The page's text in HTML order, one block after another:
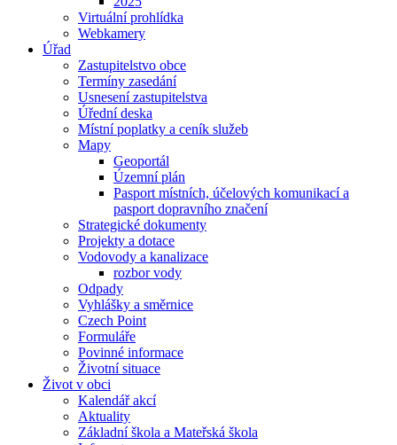
Virtuální prohlídka
Webkamery
Úřad
Zastupitelstvo obce
Termíny zasedání
Usnesení zastupitelstva
Úřední deska
Místní poplatky a ceník služeb
Mapy
Geoportál
Územní plán
Pasport místních, účelových komunikací a
pasport dopravního značení
Strategické dokumenty
Projekty a dotace
Vodovody a kanalizace
rozbor vody
Odpady
Vyhlášky a směrnice
Czech Point
Formuláře
Povinné informace
Životní situace
Život v obci
Kalendář akcí
Aktuality
Základní škola a Mateřská škola